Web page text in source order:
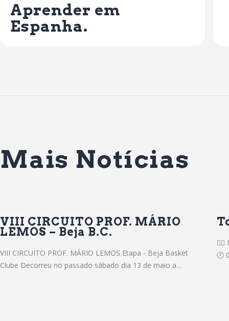
Aprender em
Espanha.
Mais Notícias
VIII CIRCUITO PROF. MÁRIO
LEMOS – Beja B.C.
VIII CIRCUITO PROF. MÁRIO LEMOS Etapa - Beja Basket
Clube Decorreu no passado sábado dia 13 de maio a…
🕐